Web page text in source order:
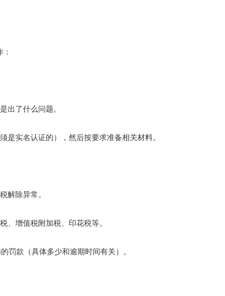
出了什么问题。
是实名认证的），然后按要求准备相关材料。
解除异常。
、增值税附加税、印花税等。
罚款（具体多少和逾期时间有关）。